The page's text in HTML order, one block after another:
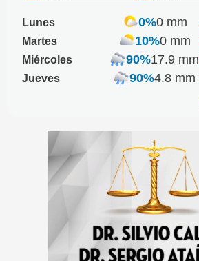
Lunes 0%0 mm
Martes
10%0 mm
Miércoles
90%17.9 mm
Jueves
90%4.8 mm